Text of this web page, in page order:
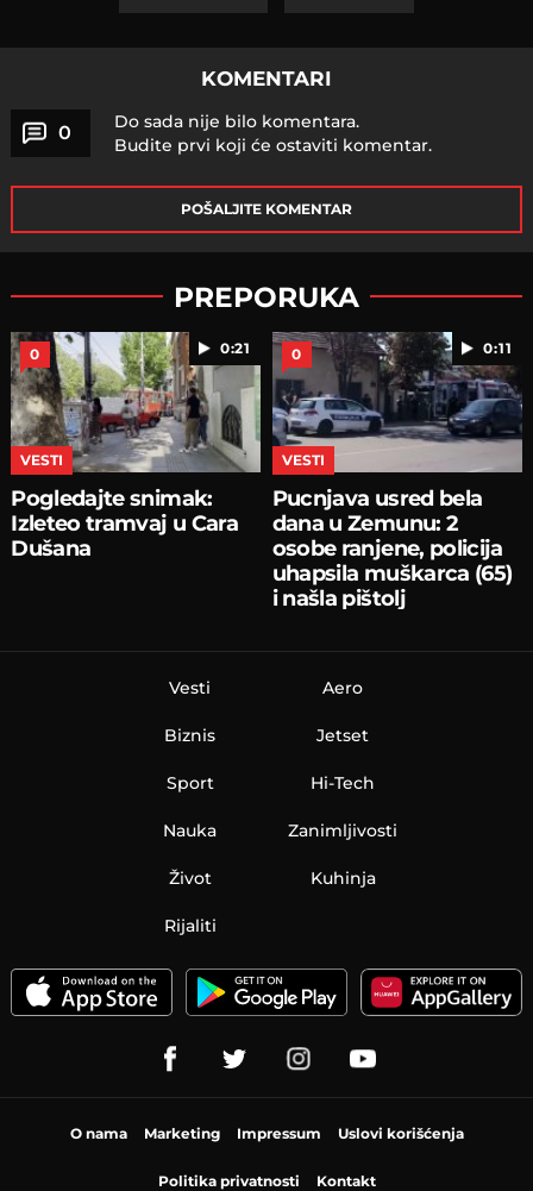
KOMENTARI
0
Do sada nije bilo komentara.
Budite prvi koji će ostaviti komentar.
POŠALJITE KOMENTAR
PREPORUKA
0:21
0
VESTI
Pogledajte snimak:
Izleteo tramvaj u Cara
Dušana
0:11
0
VESTI
Pucnjava usred bela
dana u Zemunu: 2
osobe ranjene, policija
uhapsila muškarca (65)
i našla pištolj
Vesti
Biznis
Sport
Nauka
Aero
Jetset
Hi-Tech
Zanimljivosti
Život Kuhinja
Rijaliti
O nama Marketing Impressum Uslovi korišćenja
Politika privatnosti Kontakt